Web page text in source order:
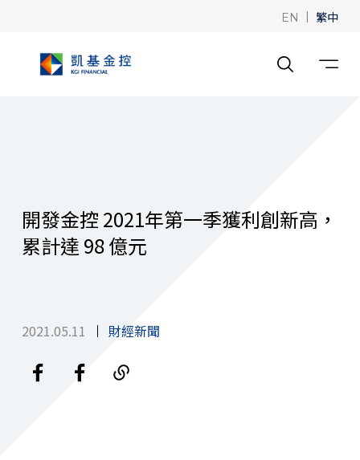
EN | 繁中
開發金控 2021年第一季獲利創新高，
累計達 98 億元
2021.05.11 財經新聞